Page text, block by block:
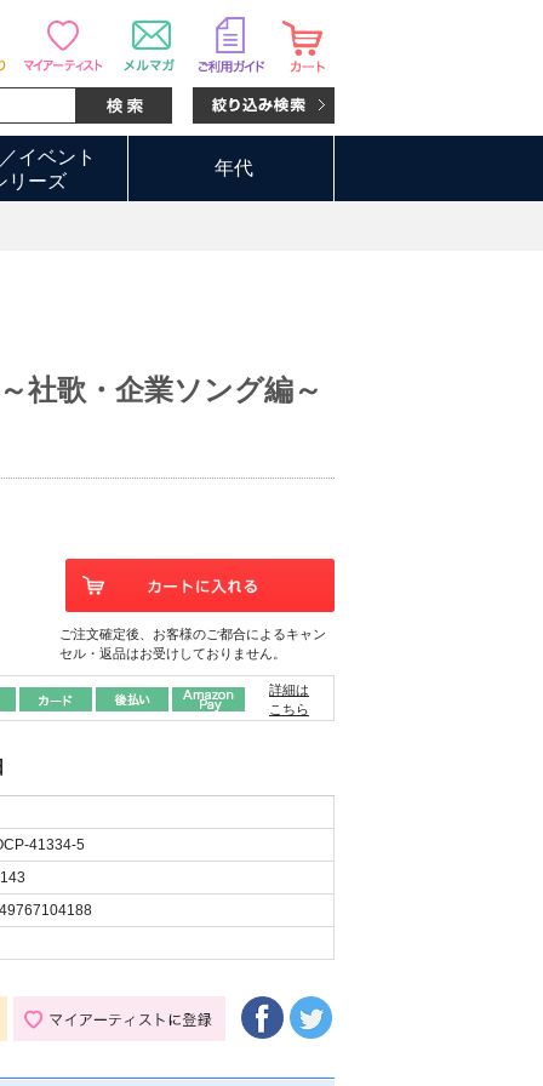
イベント
リーズ
年代
社歌・企業ソング編～
ご注文確定後、お客様のご都合によるキャン
セル・返品はお受けしておりません。
詳細は
こちら
41334-5